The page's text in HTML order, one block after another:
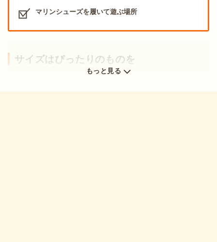
マリンシューズを履いて遊ぶ場所
サイズはぴったりのものを
もっと見る